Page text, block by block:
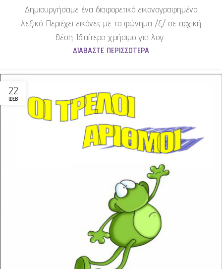
Δημιουργήσαμε ένα διαφορετικό εικονογραφημένο
λεξικό. Περιέχει εικόνες με το φώνημα /ξ/ σε αρχική
θέση. Ιδιαίτερα χρήσιμο για λογ...
ΔΙΑΒΆΣΤΕ ΠΕΡΙΣΣΌΤΕΡΑ
22
ΦΕΒ